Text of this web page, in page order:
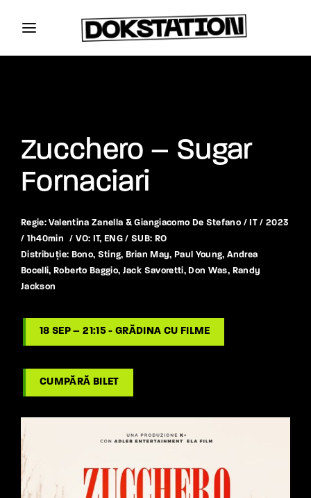
Zucchero – Sugar
Fornaciari
Regie:Valentina Zanella & Giangiacomo De Stefano / IT / 2023
/ 1h40min / VO: IT, ENG / SUB: RO
Distribuție: Bono, Sting, Brian May, Paul Young, Andrea
Bocelli, Roberto Baggio, Jack Savoretti, Don Was, Randy
Jackson
18 SEP – 21:15 - GRĂDINA CU FILME
CUMPĂRĂ BILET